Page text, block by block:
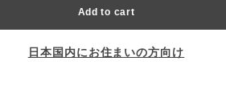
Add to cart
日本国内にお住まいの方向け